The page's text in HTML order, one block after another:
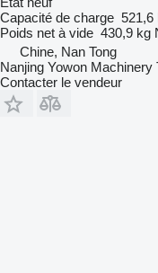
Capacité de charge 521,6
Poids net à vide 430,9 kg
Chine, Nan Tong
Nanjing Yowon Machinery
Contacter le vendeur